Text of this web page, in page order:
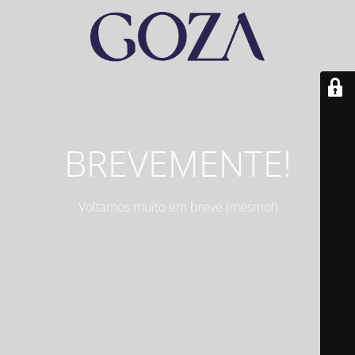
BREVEMENTE!
Voltamos muito em breve (mesmo!)